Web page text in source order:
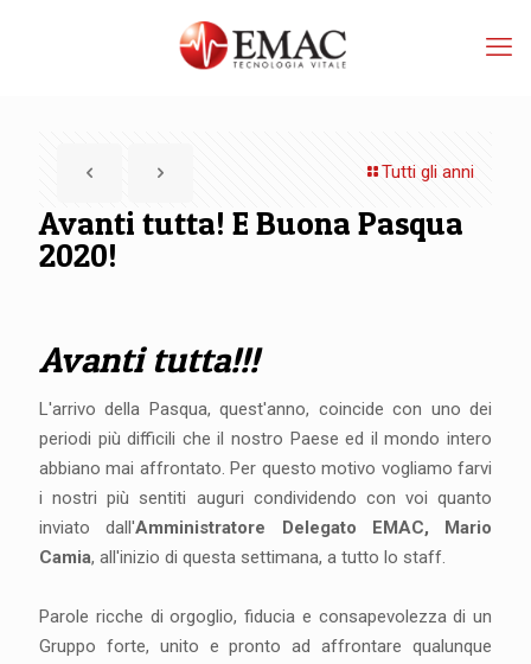
Tutti gli anni
Avanti tutta! E Buona Pasqua
2020!
Avanti tutta!!!
L'arrivo della Pasqua, quest'anno, coincide con uno dei
periodi più difficili che il nostro Paese ed il mondo intero
abbiano mai affrontato. Per questo motivo vogliamo farvi
i nostri più sentiti auguri condividendo con voi quanto
inviato dall'Amministratore Delegato EMAC, Mario
Camia, all'inizio di questa settimana, a tutto lo staff.
Parole ricche di orgoglio, fiducia e consapevolezza di un
Gruppo forte, unito e pronto ad affrontare qualunque